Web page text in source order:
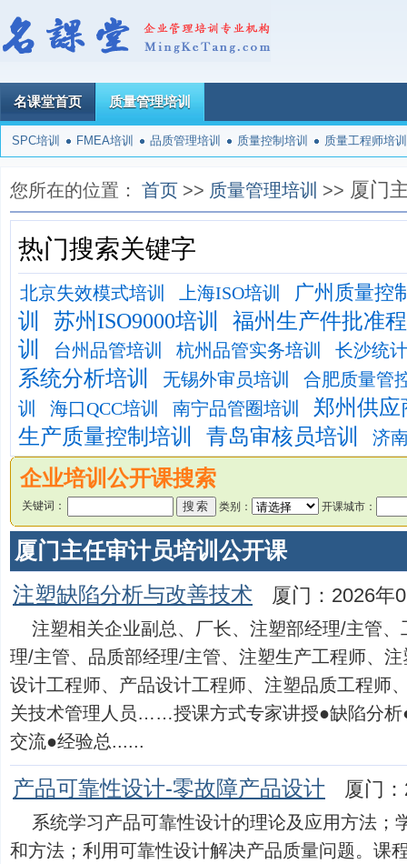
名课堂首页 质量管理培训
SPC培训 FMEA培训 品质管理培训 质量控制培训 质量工程师培训
您所在的位置： 首页 >> 质量管理培训 >> 厦门
热门搜索关键字
北京失效模式培训 上海ISO培训 广州质量控
训 苏州ISO9000培训
福州生产件批准
训
台州品管培训 杭州品管实务培训 长沙统
系统分析培训 无锡外审员培训
合肥质量管
训
海口QCC培训 南宁品管圈培训
郑州供应
生产质量控制培训
青岛审核员培训 济
企业培训公开课搜索
关键词： 类别： 开课城市：
厦门主任审计员培训公开课
注塑缺陷分析与改善技术 厦门：2026年
注塑相关企业副总、厂长、注塑部经理/主管
理/主管、品质部经理/主管、注塑生产工程师、
设计工程师、产品设计工程师、注塑品质工程师
关技术管理人员……授课方式专家讲授●缺陷分析
交流●经验总......
产品可靠性设计-零故障产品设计 厦门
系统学习产品可靠性设计的理论及应用方法；
和方法；利用可靠性设计解决产品质量问题。课